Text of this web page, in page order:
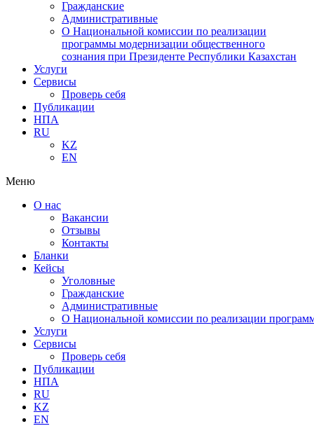
Гражданские
Административные
О Национальной комиссии по реализации
программы модернизации общественного
сознания при Президенте Республики Казахстан
Услуги
Сервисы
Проверь себя
Публикации
НПА
RU
KZ
EN
Меню
О нас
Вакансии
Отзывы
Контакты
Бланки
Кейсы
Уголовные
Гражданские
Административные
О Национальной комиссии по реализации
Услуги
Сервисы
Проверь себя
Публикации
НПА
RU
KZ
EN